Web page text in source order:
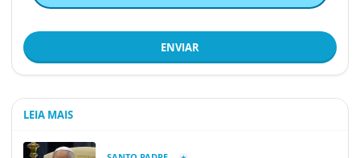
ENVIAR
LEIA MAIS